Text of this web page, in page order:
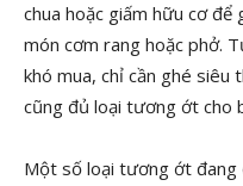
chua hoặc giấm hữu cơ để
món cơm rang hoặc phở.
khó mua, chỉ cần ghé siêu
cũng đủ loại tương ớt cho
Một số loại tương ớt đang